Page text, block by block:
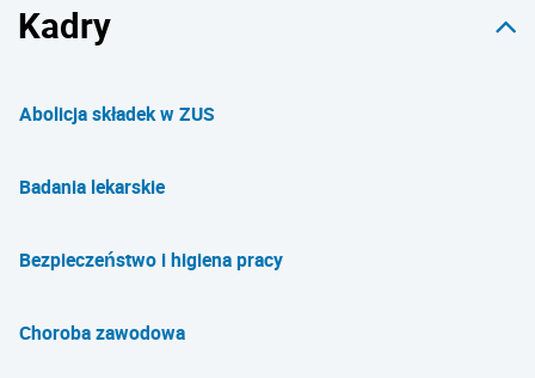
Kadry
Abolicja składek w ZUS
Badania lekarskie
Bezpieczeństwo i higiena pracy
Choroba zawodowa